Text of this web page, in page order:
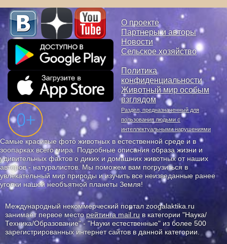
О проекте
Партнеры и авторы
Новости
Сельское хозяйство
Политика
конфиденциальности
Животный мир особым
взглядом
Раздел, предназначенный для
пользования людьми с
интеллектуальными нарушениями
Самые красивые фото животных в естественной среде и в
зоопарках всего мира. Подробные описания образа жизни и
удивительных фактов о диких и домашних животных от наших
авторов - натуралистов. Мы поможем вам погрузиться в
увлекательный мир природы и изучить все неизведанные ранее
уголки нашей необъятной планеты Земля!
Международный некоммерческий портал zoogalaktika.ru
занимает первое месторейтинга mail.ru в категории "Наука/
Техника/Образование" - "Науки естественные" из более 500
зарегистрированных интернет сайтов в данной категории.